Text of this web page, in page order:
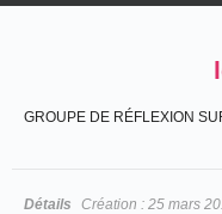
GROUPE DE RÉFLEXION
Détails Création : 25 mars